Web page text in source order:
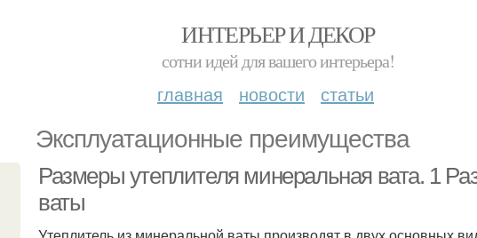
ИНТЕРЬЕР И ДЕКОР
сотни идей для вашего интерьера!
главная новости статьи
Эксплуатационные преимущества
Размеры утеплителя минеральная вата. 1
ваты